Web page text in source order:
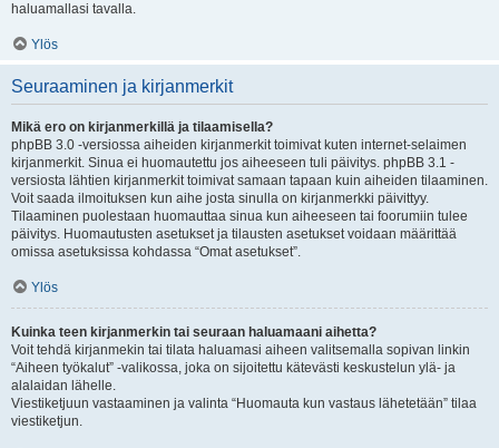
haluamallasi tavalla.
Ylös
Seuraaminen ja kirjanmerkit
Mikä ero on kirjanmerkillä ja tilaamisella?
phpBB 3.0 -versiossa aiheiden kirjanmerkit toimivat kuten internet-selaimen
kirjanmerkit. Sinua ei huomautettu jos aiheeseen tuli päivitys. phpBB 3.1 -
versiosta lähtien kirjanmerkit toimivat samaan tapaan kuin aiheiden tilaaminen.
Voit saada ilmoituksen kun aihe josta sinulla on kirjanmerkki päivittyy.
Tilaaminen puolestaan huomauttaa sinua kun aiheeseen tai foorumiin tulee
päivitys. Huomautusten asetukset ja tilausten asetukset voidaan määrittää
omissa asetuksissa kohdassa “Omat asetukset”.
Ylös
Kuinka teen kirjanmerkin tai seuraan haluamaani aihetta?
Voit tehdä kirjanmekin tai tilata haluamasi aiheen valitsemalla sopivan linkin
“Aiheen työkalut” -valikossa, joka on sijoitettu kätevästi keskustelun ylä- ja
alalaidan lähelle.
Viestiketjuun vastaaminen ja valinta “Huomauta kun vastaus lähetetään” tilaa
viestiketjun.